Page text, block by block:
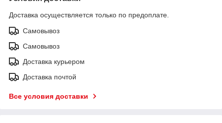
Доставка осуществляется только по предоплате.
Самовывоз
Самовывоз
Доставка курьером
Доставка почтой
Все условия доставки